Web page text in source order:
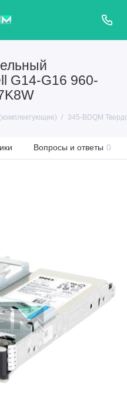
G14-G16 960-
345-BDQM
Вопросы и ответы 0